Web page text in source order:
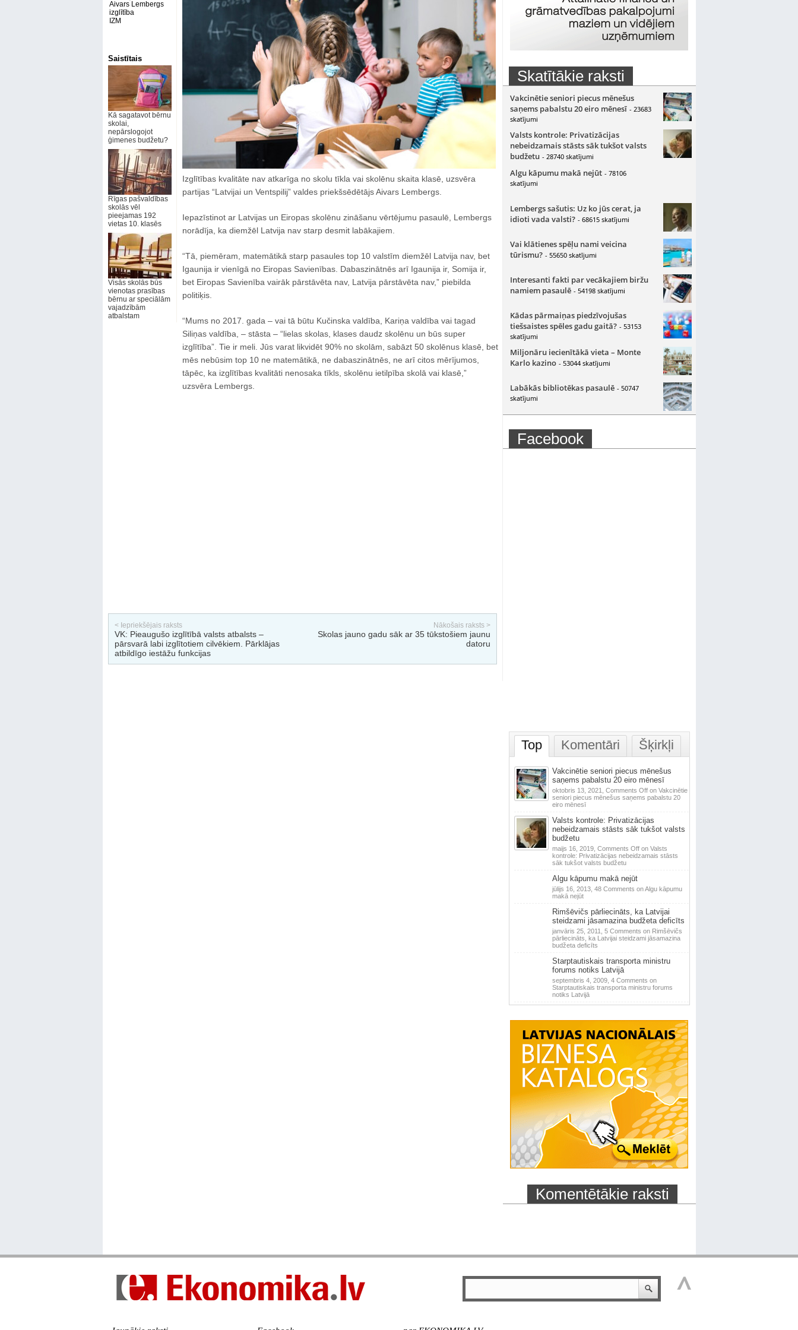
Aivars Lembergs
izglītība
IZM
Saistītais
Kā sagatavot bērnu
skolai,
nepārslogojot
ģimenes budžetu?
Rīgas pašvaldības
skolās vēl
pieejamas 192
vietas 10. klasēs
Visās skolās būs
vienotas prasības
bērnu ar speciālām
vajadzībām
atbalstam
Izglītības kvalitāte nav atkarīga no skolu tīkla vai skolēnu skaita klasē, uzsvēra
partijas “Latvijai un Ventspilij” valdes priekšsēdētājs Aivars Lembergs.
Iepazīstinot ar Latvijas un Eiropas skolēnu zināšanu vērtējumu pasaulē, Lembergs
norādīja, ka diemžēl Latvija nav starp desmit labākajiem.
“Tā, piemēram, matemātikā starp pasaules top 10 valstīm diemžēl Latvija nav, bet
Igaunija ir vienīgā no Eiropas Savienības. Dabaszinātnēs arī Igaunija ir, Somija ir,
bet Eiropas Savienība vairāk pārstāvēta nav, Latvija pārstāvēta nav,” piebilda
politiķis.
“Mums no 2017. gada – vai tā būtu Kučinska valdība, Kariņa valdība vai tagad
Siliņas valdība, – stāsta – “lielas skolas, klases daudz skolēnu un būs super
izglītība”. Tie ir meli. Jūs varat likvidēt 90% no skolām, sabāzt 50 skolēnus klasē, bet
mēs nebūsim top 10 ne matemātikā, ne dabaszinātnēs, ne arī citos mērījumos,
tāpēc, ka izglītības kvalitāti nenosaka tīkls, skolēnu ietilpība skolā vai klasē,”
uzsvēra Lembergs.
< Iepriekšējais raksts
VK: Pieaugušo izglītībā valsts atbalsts –
pārsvarā labi izglītotiem cilvēkiem. Pārklājas
atbildīgo iestāžu funkcijas
Nākošais raksts >
Skolas jauno gadu sāk ar 35 tūkstošiem jaunu
datoru
Skatītākie raksti
Vakcinētie seniori piecus mēnešus
saņems pabalstu 20 eiro mēnesī - 23683
skatījumi
Valsts kontrole: Privatizācijas
nebeidzamais stāsts sāk tukšot valsts
budžetu - 28740 skatījumi
Algu kāpumu makā nejūt - 78106
skatījumi
Lembergs sašutis: Uz ko jūs cerat, ja
idioti vada valsti? - 68615 skatījumi
Vai klātienes spēļu nami veicina
tūrismu? - 55650 skatījumi
Interesanti fakti par vecākajiem biržu
namiem pasaulē - 54198 skatījumi
Kādas pārmaiņas piedzīvojušas
tiešsaistes spēles gadu gaitā? - 53153
skatījumi
Miljonāru iecienītākā vieta – Monte
Karlo kazino - 53044 skatījumi
Labākās bibliotēkas pasaulē - 50747
skatījumi
Facebook
Top Komentāri Šķirkļi
Vakcinētie seniori piecus mēnešus
saņems pabalstu 20 eiro mēnesī
oktobris 13, 2021, Comments Offon Vakcinētie
seniori piecus mēnešus saņems pabalstu 20
eiro mēnesī
Valsts kontrole: Privatizācijas
nebeidzamais stāsts sāk tukšot valsts
budžetu
maijs 16, 2019, Comments Offon Valsts
kontrole: Privatizācijas nebeidzamais stāsts
sāk tukšot valsts budžetu
Algu kāpumu makā nejūt
jūlijs 16, 2013, 48 Comments on Algu kāpumu
makā nejūt
Rimšēvičs pārliecināts, ka Latvijai
steidzami jāsamazina budžeta deficīts
janvāris 25, 2011, 5 Comments on Rimšēvičs
pārliecināts, ka Latvijai steidzami jāsamazina
budžeta deficīts
Starptautiskais transporta ministru
forums notiks Latvijā
septembris 4, 2009, 4 Comments on
Starptautiskais transporta ministru forums
notiks Latvijā
Komentētākie raksti